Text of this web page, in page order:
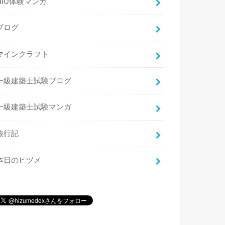
ログ
インクラフト
級建築士試験ブログ
級建築士試験マンガ
行記
日のヒヅメ